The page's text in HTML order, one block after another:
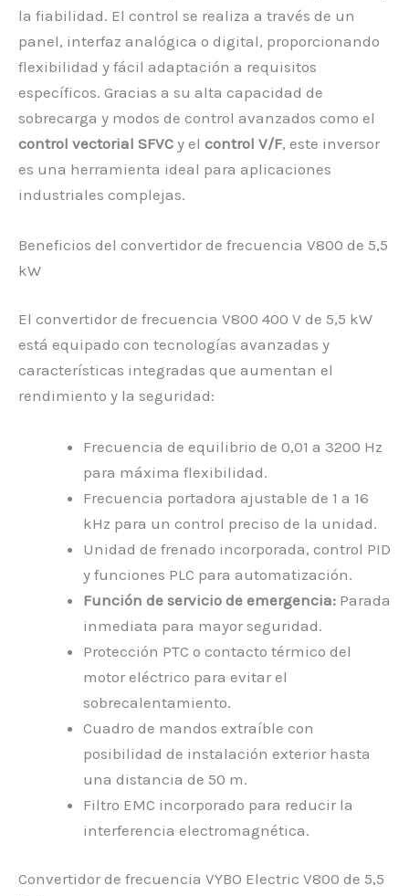
la fiabilidad. El control se realiza a través de un
panel, interfaz analógica o digital, proporcionando
flexibilidad y fácil adaptación a requisitos
específicos. Gracias a su alta capacidad de
sobrecarga y modos de control avanzados como el
control vectorial SFVC y el control V/F, este inversor
es una herramienta ideal para aplicaciones
industriales complejas.
Beneficios del convertidor de frecuencia V800 de 5,5
kW
El convertidor de frecuencia V800 400 V de 5,5 kW
está equipado con tecnologías avanzadas y
características integradas que aumentan el
rendimiento y la seguridad:
Frecuencia de equilibrio de 0,01 a 3200 Hz
para máxima flexibilidad.
Frecuencia portadora ajustable de 1 a 16
kHz para un control preciso de la unidad.
Unidad de frenado incorporada, control PID
y funciones PLC para automatización.
Función de servicio de emergencia: Parada
inmediata para mayor seguridad.
Protección PTC o contacto térmico del
motor eléctrico para evitar el
sobrecalentamiento.
Cuadro de mandos extraíble con
posibilidad de instalación exterior hasta
una distancia de 50 m.
Filtro EMC incorporado para reducir la
interferencia electromagnética.
Convertidor de frecuencia VYBO Electric V800 de 5,5